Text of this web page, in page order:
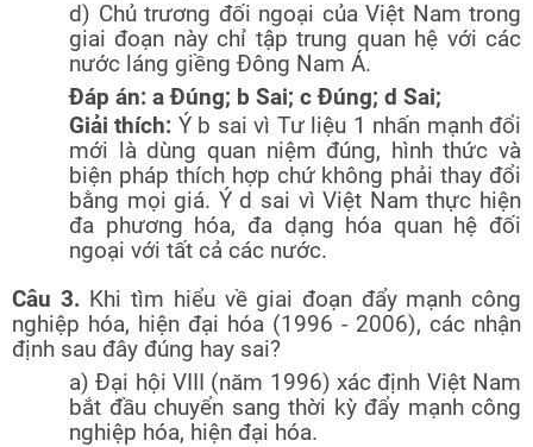
d) Chủ trương đối ngoại của Việt Nam trong
giai đoạn này chỉ tập trung quan hệ với các
nước láng giềng Đông Nam Á.
Đáp án: a Đúng; b Sai; c Đúng; d Sai;
Giải thích: Ý b sai vì Tư liệu 1 nhấn mạnh đổi
mới là dùng quan niệm đúng, hình thức và
biện pháp thích hợp chứ không phải thay đổi
bằng mọi giá. Ý d sai vì Việt Nam thực hiện
đa phương hóa, đa dạng hóa quan hệ đối
ngoại với tất cả các nước.
Câu 3. Khi tìm hiểu về giai đoạn đẩy mạnh công
nghiệp hóa, hiện đại hóa (1996 - 2006), các nhận
định sau đây đúng hay sai?
a) Đại hội VIII (năm 1996) xác định Việt Nam
bắt đầu chuyển sang thời kỳ đẩy mạnh công
nghiệp hóa, hiện đại hóa.